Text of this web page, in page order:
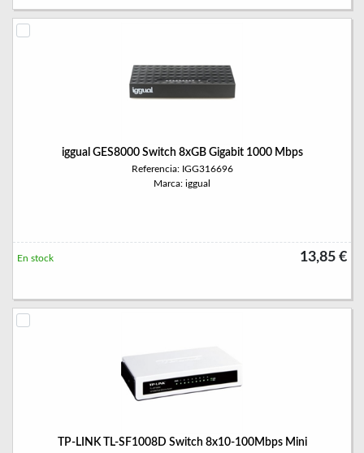
iggual GES8000 Switch 8xGB Gigabit 1000 Mbps
Referencia: IGG316696
Marca: iggual
13,85 €
En stock
TP-LINK TL-SF1008D Switch 8x10-100Mbps Mini